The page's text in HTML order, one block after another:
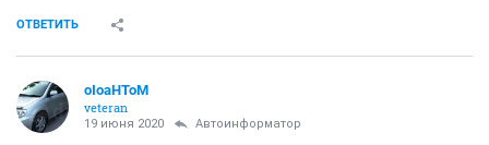
ОТВЕТИТЬ
oIoaHToM
veteran
19 июня 2020 Автоинформатор